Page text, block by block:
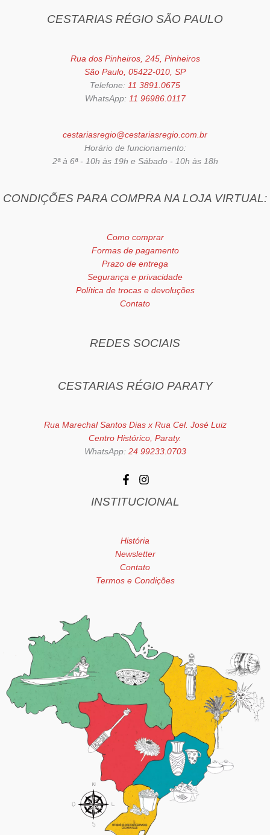
CESTARIAS RÉGIO SÃO PAULO
Rua dos Pinheiros, 245, Pinheiros
São Paulo, 05422-010, SP
Telefone: 11 3891.0675
WhatsApp: 11 96986.0117
cestariasregio@cestariasregio.com.br
Horário de funcionamento:
2ª à 6ª - 10h às 19h e Sábado - 10h às 18h
CONDIÇÕES PARA COMPRA NA LOJA VIRTUAL:
Como comprar
Formas de pagamento
Prazo de entrega
Segurança e privacidade
Política de trocas e devoluções
Contato
REDES SOCIAIS
CESTARIAS RÉGIO PARATY
Rua Marechal Santos Dias x Rua Cel. José Luiz
Centro Histórico, Paraty.
WhatsApp: 24 99233.0703
INSTITUCIONAL
História
Newsletter
Contato
Termos e Condições